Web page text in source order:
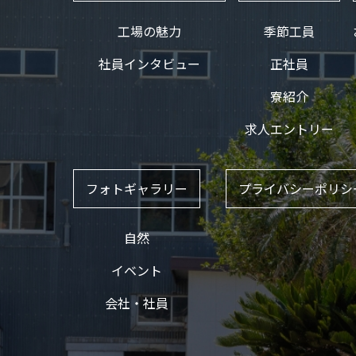
工場の魅力
社員インタビュー
季節工員
正社員
寮紹介
求人エントリー
フォトギャラリー
自然
イベント
会社・社員
プライバシーポリ